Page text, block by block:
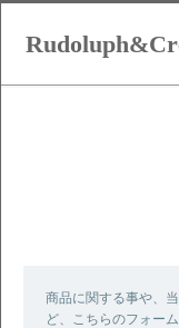
商品に関する事や、
ど、こちらのフォー